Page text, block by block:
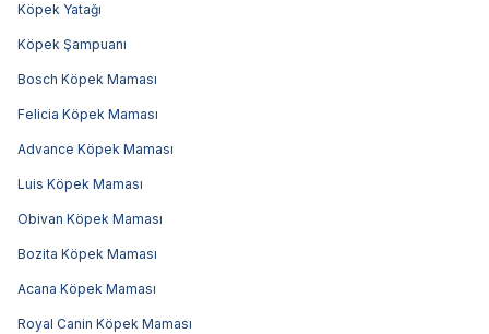
Köpek Yatağı
Köpek Şampuanı
Bosch Köpek Maması
Felicia Köpek Maması
Advance Köpek Maması
Luis Köpek Maması
Obivan Köpek Maması
Bozita Köpek Maması
Acana Köpek Maması
Royal Canin Köpek Maması